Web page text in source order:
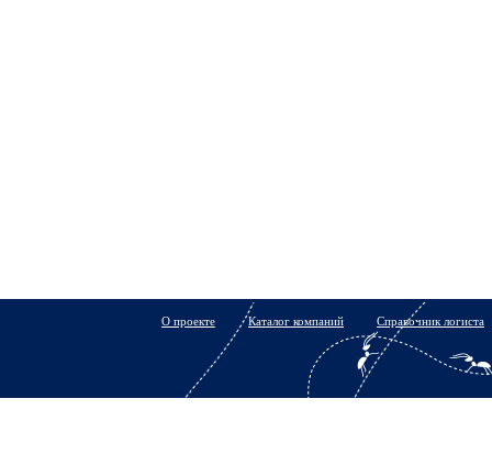
О проекте Каталог компаний Справочник логиста